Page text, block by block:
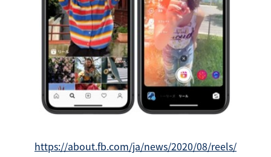
https://about.fb.com/ja/news/2020/08/reels/